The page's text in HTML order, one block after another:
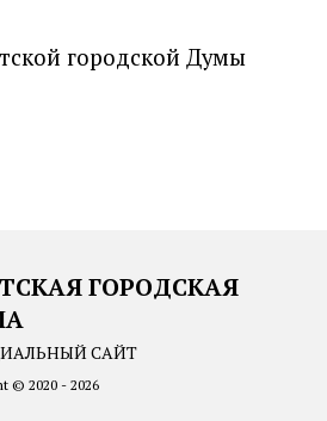
городской Думы
ГОРОДСКАЯ
САЙТ
© 2020 - 2026